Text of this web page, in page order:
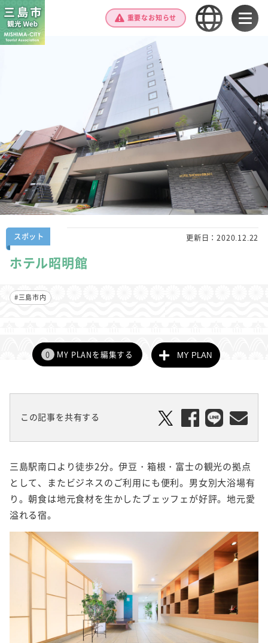
重要なお知らせ
スポット 更新日：2020.12.22
ホテル昭明館
#三島市内
MY PLAN
0 MY PLANを編集する
この記事を共有する
三島駅南口より徒歩2分。伊豆・箱根・富士の観光の拠点
として、またビジネスのご利用にも便利。男女別大浴場有
り。朝食は地元食材を生かしたブェッフェが好評。地元愛
溢れる宿。